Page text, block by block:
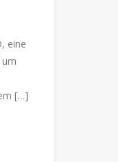
eine
[…]